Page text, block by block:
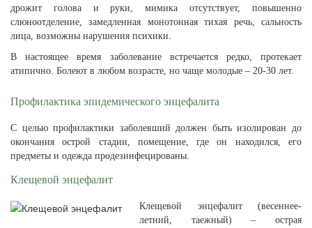
дрожит голова и руки, мимика отсутствует, повышенно
слюноотделение, замедленная монотонная тихая речь, сальность
лица, возможны нарушения психики.
В настоящее время заболевание встречается редко, протекает
атипично. Болеют в любом возрасте, но чаще молодые – 20-30 лет.
Профилактика эпидемического энцефалита
С целью профилактики заболевший должен быть изолирован до
окончания острой стадии, помещение, где он находился, его
предметы и одежда продезинфецированы.
Клещевой энцефалит
Клещевой энцефалит (весеннее-
летний, таежный) – острая